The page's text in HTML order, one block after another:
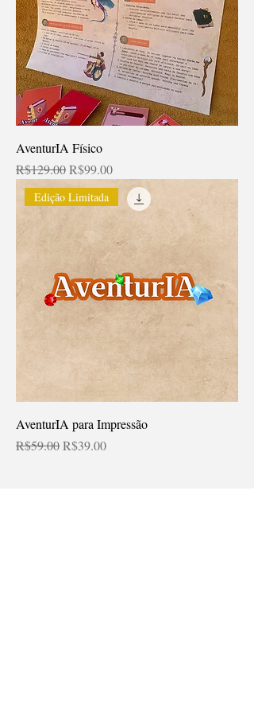
AventurIA Físico
Regular Price
R$129.00Sale Price
R$99.00
Edição Limitada
AventurIA para Impressão
Regular Price
R$59.00Sale Price
R$39.00